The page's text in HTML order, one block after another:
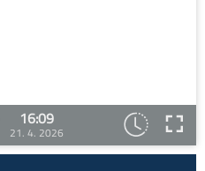
16:09
21. 4. 2026